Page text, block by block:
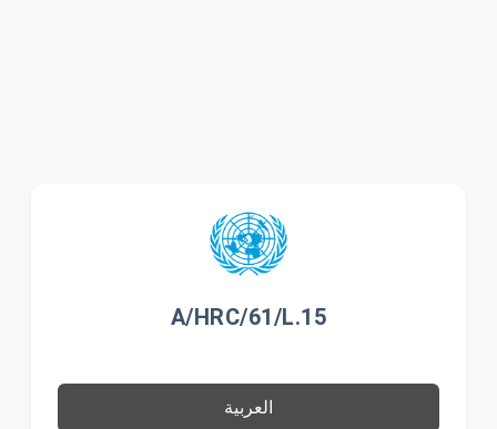
A/HRC/61/L.15
العربية